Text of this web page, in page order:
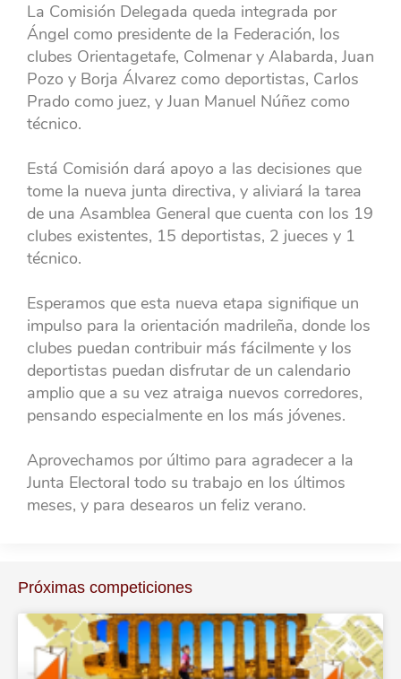
La Comisión Delegada queda integrada por
Ángel como presidente de la Federación, los
clubes Orientagetafe, Colmenar y Alabarda, Juan
Pozo y Borja Álvarez como deportistas, Carlos
Prado como juez, y Juan Manuel Núñez como
técnico.
Está Comisión dará apoyo a las decisiones que
tome la nueva junta directiva, y aliviará la tarea
de una Asamblea General que cuenta con los 19
clubes existentes, 15 deportistas, 2 jueces y 1
técnico.
Esperamos que esta nueva etapa signifique un
impulso para la orientación madrileña, donde los
clubes puedan contribuir más fácilmente y los
deportistas puedan disfrutar de un calendario
amplio que a su vez atraiga nuevos corredores,
pensando especialmente en los más jóvenes.
Aprovechamos por último para agradecer a la
Junta Electoral todo su trabajo en los últimos
meses, y para desearos un feliz verano.
Próximas competiciones